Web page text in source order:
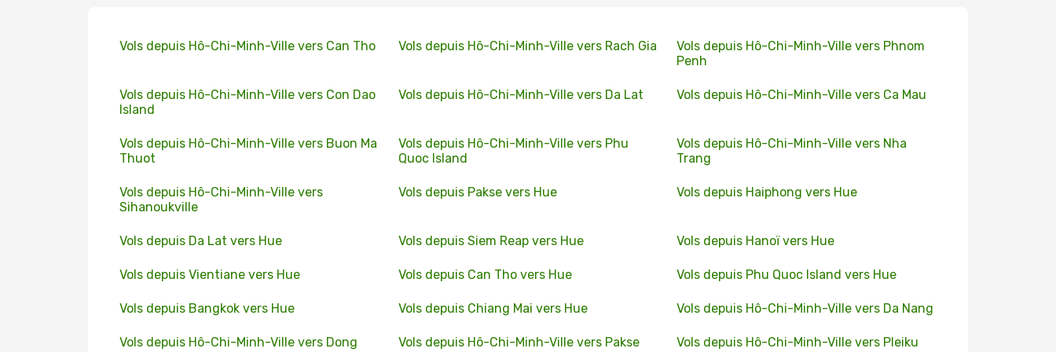
Vols depuis Hô-Chi-Minh-Ville vers Can Tho Vols depuis Hô-Chi-Minh-Ville vers Rach Gia
Vols depuis Hô-Chi-Minh-Ville vers Phnom
Penh
Vols depuis Hô-Chi-Minh-Ville vers Con Dao
Island
Vols depuis Hô-Chi-Minh-Ville vers Da Lat Vols depuis Hô-Chi-Minh-Ville vers Ca Mau
Vols depuis Hô-Chi-Minh-Ville vers Buon Ma
Thuot
Vols depuis Hô-Chi-Minh-Ville vers Phu
Quoc Island
Vols depuis Hô-Chi-Minh-Ville vers Nha
Trang
Vols depuis Hô-Chi-Minh-Ville vers
Sihanoukville
Vols depuis Pakse vers Hue Vols depuis Haiphong vers Hue
Vols depuis Da Lat vers Hue Vols depuis Siem Reap vers Hue Vols depuis Hanoï vers Hue
Vols depuis Vientiane vers Hue Vols depuis Can Tho vers Hue Vols depuis Phu Quoc Island vers Hue
Vols depuis Bangkok vers Hue Vols depuis Chiang Mai vers Hue Vols depuis Hô-Chi-Minh-Ville vers Da Nang
Vols depuis Hô-Chi-Minh-Ville vers Dong
Vols depuis Hô-Chi-Minh-Ville vers Pakse Vols depuis Hô-Chi-Minh-Ville vers Pleiku